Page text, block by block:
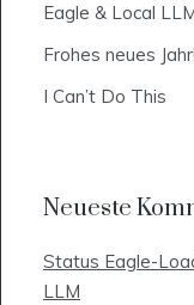
Eagle & Local
Frohes neues Jahr!
I Can’t Do This
Neueste
Status Eagle-
LLM